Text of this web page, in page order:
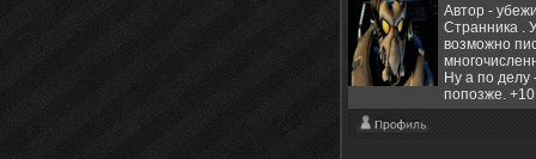
Автор -
Странника .
возможно
Ну а по делу
попозже. +10